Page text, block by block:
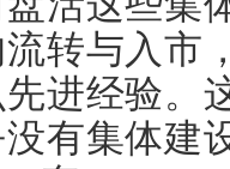
转与入市
进经验。
有集体建